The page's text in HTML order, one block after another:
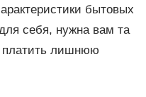
бытовых
себя, нужна вам та
платить лишнюю